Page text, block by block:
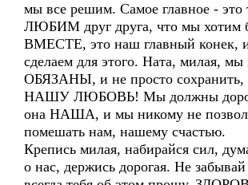
мы все решим. Самое главное - это
ЛЮБИМ друг друга, что мы хотим
ВМЕСТЕ, это наш главный конек,
сделаем для этого. Ната, милая, мы
ОБЯЗАНЫ, и не просто сохранить,
НАШУ ЛЮБОВЬ! Мы должны
она НАША, и мы никому не
помешать нам, нашему счастью.
Крепись милая, набирайся сил,
о нас, держись дорогая. Не забывай